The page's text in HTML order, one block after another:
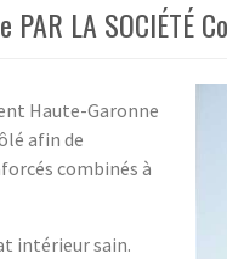
PAR LA SOCIÉTÉ
Haute-Garonne
afin de
combinés à
intérieur sain.